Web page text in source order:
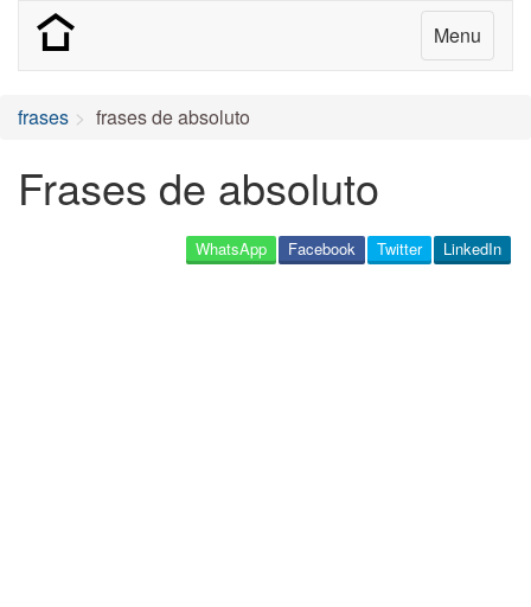
Menu
frases frases de absoluto
Frases de absoluto
LinkedIn
Twitter
Facebook
WhatsApp